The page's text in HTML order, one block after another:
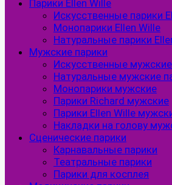
Парики Ellen Wille
Искусственные парики
Монопарики Ellen Wille
Натуральные парики
Мужские парики
Искусственные
Натуральные мужские
Монопарики мужские
Парики Richard мужские
Парики Ellen Wille
Накладки на голову
Сценические парики
Карнавальные парики
Театральные парики
Парики для косплея